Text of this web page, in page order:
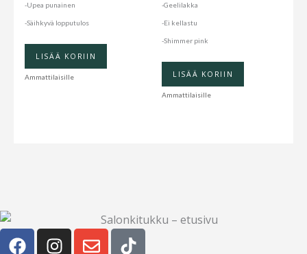
-Upea punainen
-Säihkyvä lopputulos
LISÄÄ KORIIN
Ammattilaisille
-Geelilakka
-Ei kellastu
-Shimmer pink
LISÄÄ KORIIN
Ammattilaisille
F I E T